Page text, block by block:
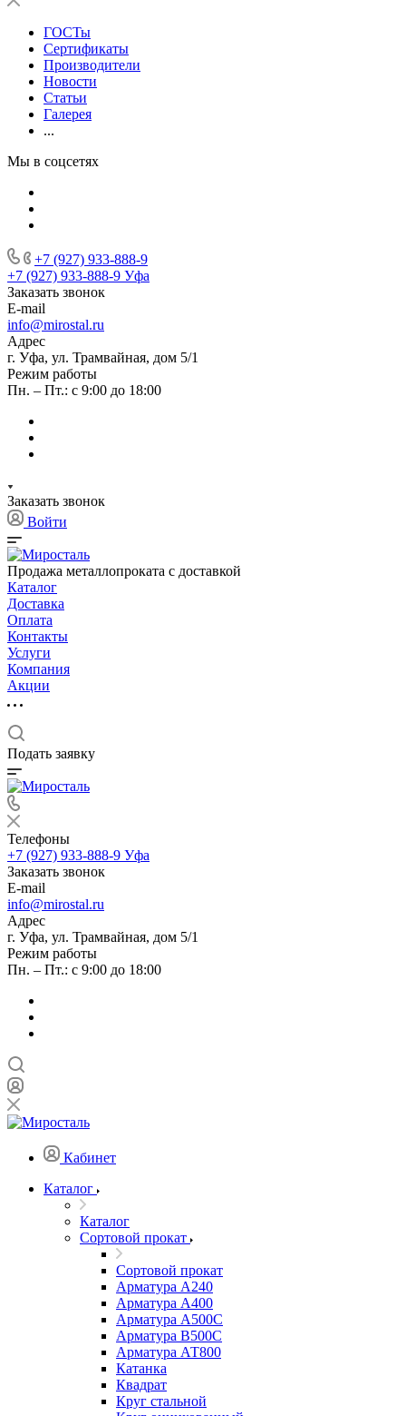
ГОСТы
Сертификаты
Производители
Новости
Статьи
Галерея
...
Мы в соцсетях
+7 (927) 933-888-9
+7 (927) 933-888-9 Уфа
Заказать звонок
E-mail
info@mirostal.ru
Адрес
г. Уфа, ул. Трамвайная, дом 5/1
Режим работы
Пн. – Пт.: с 9:00 до 18:00
Заказать звонок
Войти
Продажа металлопроката с доставкой
Каталог
Доставка
Оплата
Контакты
Услуги
Компания
Акции
Подать заявку
Телефоны
+7 (927) 933-888-9 Уфа
Заказать звонок
E-mail
info@mirostal.ru
Адрес
г. Уфа, ул. Трамвайная, дом 5/1
Режим работы
Пн. – Пт.: с 9:00 до 18:00
Кабинет
Каталог
Каталог
Сортовой прокат
Сортовой прокат
Арматура А240
Арматура А400
Арматура А500C
Арматура В500С
Арматура АТ800
Катанка
Квадрат
Круг стальной